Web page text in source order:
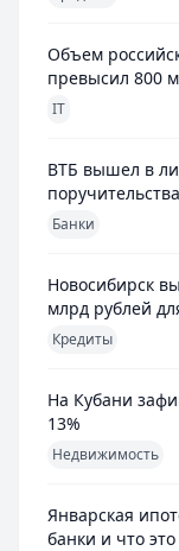
Объем
превысил 800
IT
ВТБ вышел в
Банки
Новосибирск
млрд рублей
Кредиты
На Кубани
13%
Недвижимость
Январская
банки и что